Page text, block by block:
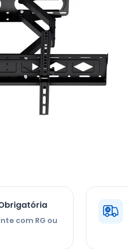
com RG ou